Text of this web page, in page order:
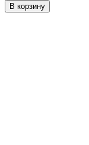
В корзину